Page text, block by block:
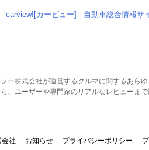
carview![カービュー] - 自動車総合情報
ー株式会社が運営するクルマに関するあら
、ユーザーや専門家のリアルなレビューま
会社 お知らせ プライバシーポリシー